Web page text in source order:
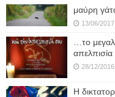
μαύρη
13/06/2017
…το
28/12/2016
Η